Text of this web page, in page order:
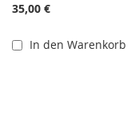
35,00 €
In den Warenkorb